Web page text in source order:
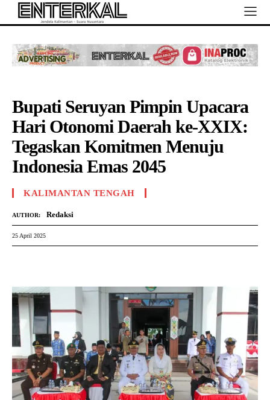
Bupati Seruyan Pimpin Upacara
Hari Otonomi Daerah ke-XXIX:
Tegaskan Komitmen Menuju
Indonesia Emas 2045
KALIMANTAN TENGAH
AUTHOR: Redaksi
25 April 2025